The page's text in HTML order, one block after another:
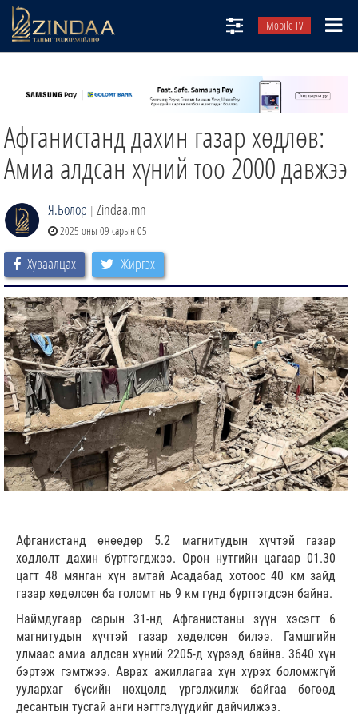
Mobile TV
ТВ8
ӨГЛӨӨНИЙ СОНИН
АУДИО ЗОХИОЛ
Афганистанд дахин газар хөдлөв:
Амиа алдсан хүний тоо 2000 давжээ
Я.Болор | Zindaa.mn
2025 оны 09 сарын 05
Хуваалцах Жиргэх
Афганистанд өнөөдөр 5.2 магнитудын хүчтэй газар
хөдлөлт дахин бүртгэгджээ. Орон нутгийн цагаар 01.30
цагт 48 мянган хүн амтай Асадабад хотоос 40 км зайд
газар хөдөлсөн ба голомт нь 9 км гүнд бүртгэгдсэн байна.
Наймдугаар сарын 31-нд Афганистаны зүүн хэсэгт 6
магнитудын хүчтэй газар хөдөлсөн билээ. Гамшгийн
улмаас амиа алдсан хүний 2205-д хүрээд байна. 3640 хүн
бэртэж гэмтжээ. Аврах ажиллагаа хүн хүрэх боломжгүй
уулархаг бүсийн нөхцөлд үргэлжилж байгаа бөгөөд
десантын тусгай анги нэгтгэлүүдийг дайчилжээ.